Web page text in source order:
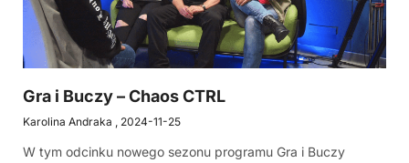
Gra i Buczy – Chaos CTRL
Karolina Andraka 2024-11-25
W tym odcinku nowego sezonu programu Gra i Buczy